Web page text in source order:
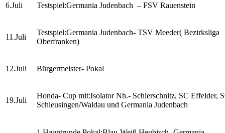
6.Juli Testspiel:Germania Judenbach – FSV Rauenstein
11.Juli
Testspiel:Germania Judenbach- TSV Meeder( Bezirksliga
Oberfranken)
12.Juli Bürgermeister- Pokal
19.Juli
Honda- Cup mit:Isolator Nh.- Schierschnitz, SC Effelder,
Schleusingen/Waldau und Germania Judenbach